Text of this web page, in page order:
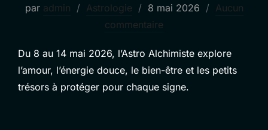
par admin Astrologie
Publié
le
8 mai 2026
Aucun
commentaire
Du 8 au 14 mai 2026, l’Astro Alchimiste explore
l’amour, l’énergie douce, le bien-être et les petits
trésors à protéger pour chaque signe.